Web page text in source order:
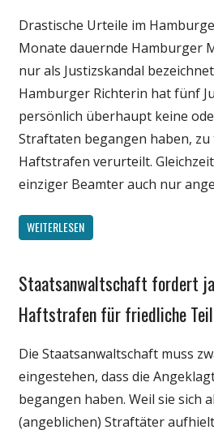
Politik
Webfundstück
Wirtschaft
Drastische Urteile im
Monate dauernde Hamburger
nur als Justizskandal
Hamburger Richterin hat fünf
persönlich überhaupt keine
Straftaten begangen haben,
Haftstrafen verurteilt.
einziger Beamter auch nur
WEITERLESEN
Gesellschaft
Wissenschaft
Staatsanwaltschaft fordert
Haftstrafen für friedliche
Die Staatsanwaltschaft muss
eingestehen, dass die
begangen haben. Weil sie sich
(angeblichen) Straftäter